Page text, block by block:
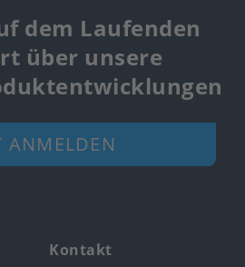
dem Laufenden
über unsere
ANMELDEN
Kontakt